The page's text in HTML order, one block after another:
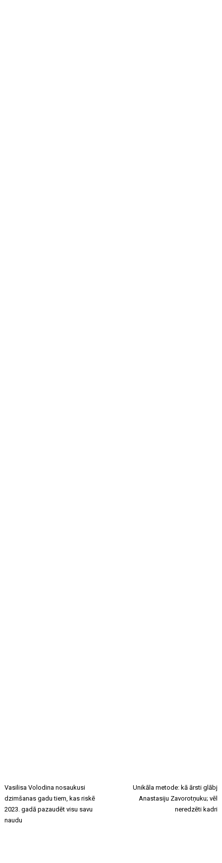
Vasilisa Volodina nosaukusi
dzimšanas gadu tiem, kas riskē
2023. gadā pazaudēt visu savu
naudu
Unikāla metode: kā ārsti glābj
Anastasiju Zavorotņuku; vēl
neredzēti kadri